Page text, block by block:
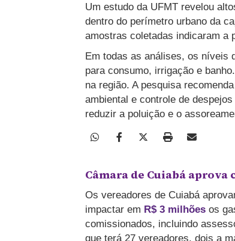
Um estudo da UFMT revelou
dentro do perímetro urbano da
amostras coletadas indicaram a
Em todas as análises, os níveis
para consumo, irrigação e
na região. A pesquisa
ambiental e controle de
reduzir a poluição e o
Câmara de Cuiabá aprova
Os vereadores de Cuiabá
impactar em R$ 3 milhões os
comissionados, incluindo
que terá 27 vereadores, dois a